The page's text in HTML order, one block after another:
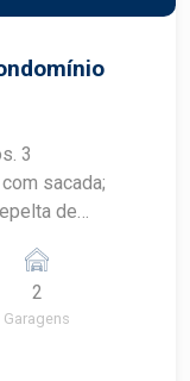
3
sacada;
de
2
Garagens